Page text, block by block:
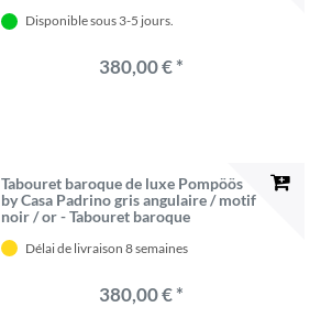
Glööckler
Disponible sous 3-5 jours.
380,00 € *
Tabouret baroque de luxe Pompöös
by Casa Padrino gris angulaire / motif
noir / or - Tabouret baroque
Glööckler
Délai de livraison 8 semaines
380,00 € *